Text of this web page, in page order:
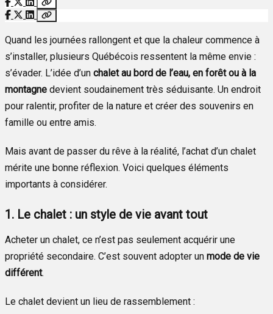
Quand les journées rallongent et que la chaleur commence à
s’installer, plusieurs Québécois ressentent la même envie :
s’évader. L’idée d’un chalet au bord de l’eau, en forêt ou à la
montagne devient soudainement très séduisante. Un endroit
pour ralentir, profiter de la nature et créer des souvenirs en
famille ou entre amis.
Mais avant de passer du rêve à la réalité, l’achat d’un chalet
mérite une bonne réflexion. Voici quelques éléments
importants à considérer.
1. Le chalet : un style de vie avant tout
Acheter un chalet, ce n’est pas seulement acquérir une
propriété secondaire. C’est souvent adopter un mode de vie
différent.
Le chalet devient un lieu de rassemblement :